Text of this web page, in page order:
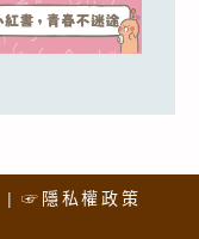
☞隱私權政策